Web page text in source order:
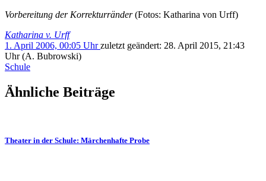
Vorbereitung der Korrekturränder(Fotos: Katharina von Urff)
Katharina v. Urff
1. April 2006, 00:05 Uhrzuletzt geändert: 28. April 2015, 21:43
Uhr(A. Bubrowski)
Schule
Ähnliche Beiträge
Theater in der Schule: Märchenhafte Probe